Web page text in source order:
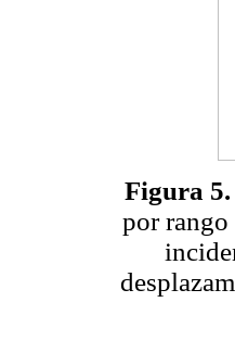
Figura 5.
por rango